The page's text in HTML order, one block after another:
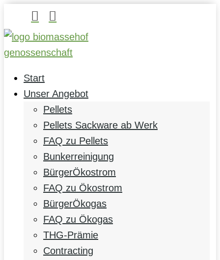
 
Start
Unser Angebot
Pellets
Pellets Sackware ab Werk
FAQ zu Pellets
Bunkerreinigung
BürgerÖkostrom
FAQ zu Ökostrom
BürgerÖkogas
FAQ zu Ökogas
THG-Prämie
Contracting